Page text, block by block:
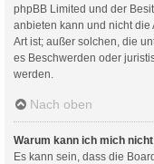
phpBB Limited und der
anbieten kann und nicht
Art ist; außer solchen, die
es Beschwerden oder
werden.
Nach oben
Warum kann ich mich
Es kann sein, dass die